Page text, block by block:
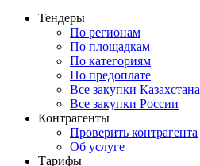
Тендеры
По регионам
По площадкам
По категориям
По предоплате
Все закупки Казахстана
Все закупки России
Контрагенты
Проверить контрагента
Об услуге
Тарифы